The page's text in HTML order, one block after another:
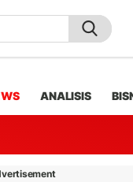
ANALISIS